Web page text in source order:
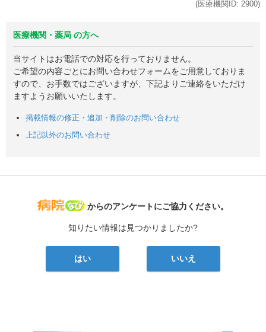
(医療機関ID: 2900)
医療機関・薬局 の方へ
当サイトはお電話での対応を行っておりません。
ご希望の内容ごとにお問い合わせフォームをご用意しておりま
すので、お手数ではございますが、下記よりご連絡をいただけ
ますようお願いいたします。
掲載情報の修正・追加・削除のお問い合わせ
上記以外のお問い合わせ
病院なび
からのアンケートにご協力ください。
知りたい情報は見つかりましたか?
はい いいえ